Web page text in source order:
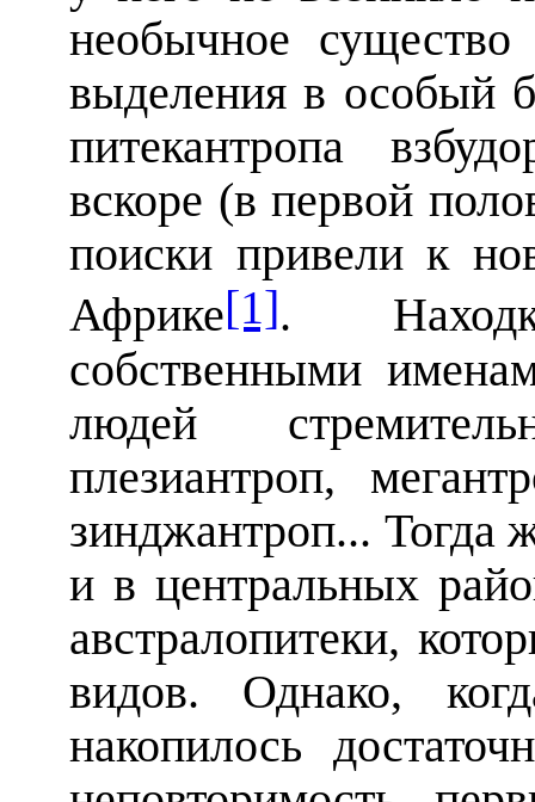
необычное
выделения в особый
питекантропа
вскоре (в первой
поиски привели к
Африке[1].
собственными
людей
плезиантроп,
зинджантроп... Тогда
и в центральных
австралопитеки,
видов. Однако,
накопилось